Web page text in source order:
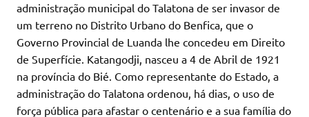
administração municipal do Talatona de ser invasor de
um terreno no Distrito Urbano do Benfica, que o
Governo Provincial de Luanda lhe concedeu em Direito
de Superfície. Katangodji, nasceu a 4 de Abril de 1921
na província do Bié. Como representante do Estado, a
administração do Talatona ordenou, há dias, o uso de
força pública para afastar o centenário e a sua família do